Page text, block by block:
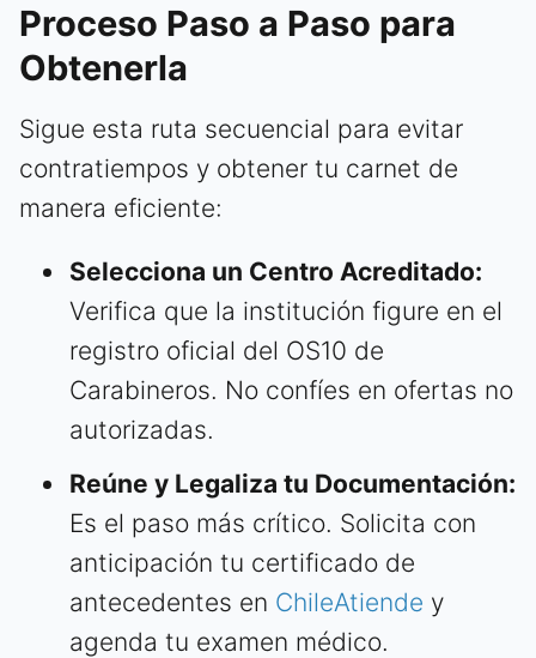
Proceso Paso a Paso para
Obtenerla
Sigue esta ruta secuencial para evitar
contratiempos y obtener tu carnet de
manera eficiente:
Selecciona un Centro Acreditado:
Verifica que la institución figure en el
registro oficial del OS10 de
Carabineros. No confíes en ofertas no
autorizadas.
Reúne y Legaliza tu Documentación:
Es el paso más crítico. Solicita con
anticipación tu certificado de
antecedentes en ChileAtiende y
agenda tu examen médico.